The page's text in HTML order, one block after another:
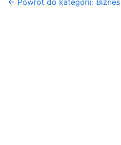
← Powrót do kategorii: